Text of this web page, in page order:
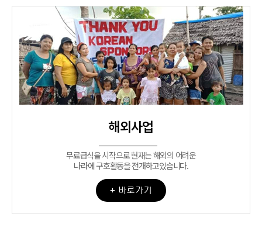
해외사업
무료급식을 시작으로 현재는 해외의 어려운
나라에 구호활동을 전개하고있습니다.
+ 바로가기